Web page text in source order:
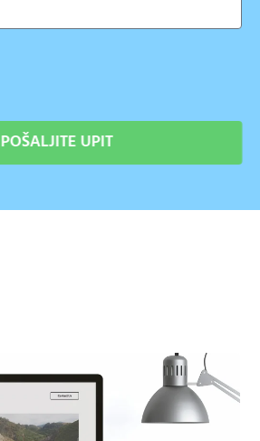
POŠALJITE UPIT